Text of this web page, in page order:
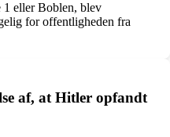
eller Boblen, blev
for offentligheden fra
af, at Hitler opfandt